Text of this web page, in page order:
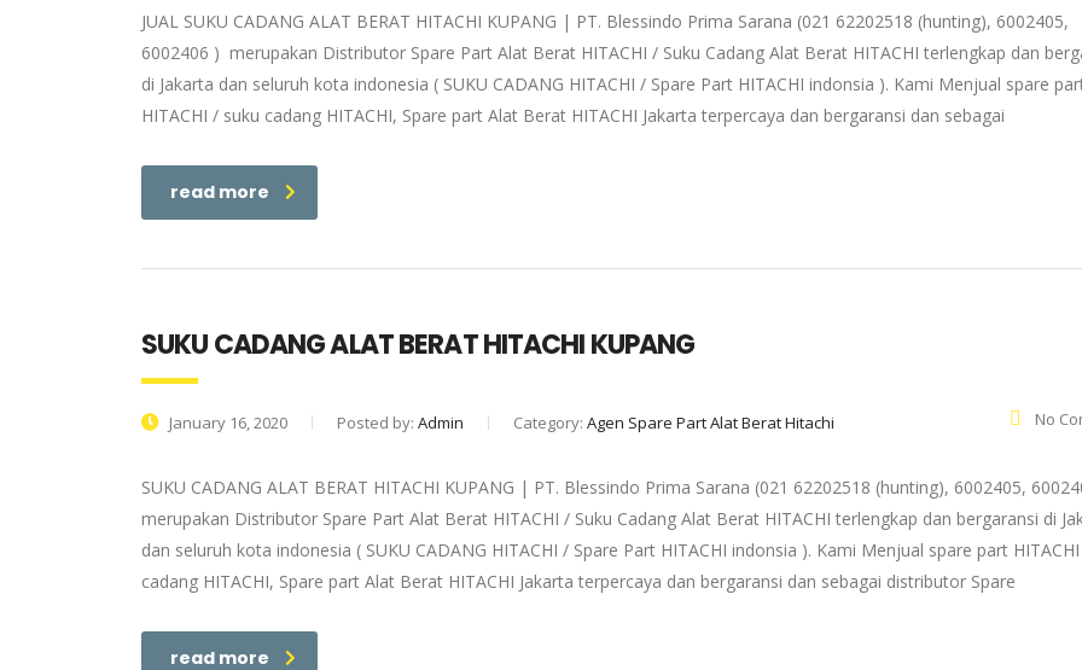
JUAL SUKU CADANG ALAT BERAT HITACHI KUPANG | PT. Blessindo Prima Sarana (021 62202518 (hunting), 6002405,
6002406 ) merupakan Distributor Spare Part Alat Berat HITACHI / Suku Cadang Alat Berat HITACHI terlengkap dan
di Jakarta dan seluruh kota indonesia ( SUKU CADANG HITACHI / Spare Part HITACHI indonsia ). Kami Menjual spare
HITACHI / suku cadang HITACHI, Spare part Alat Berat HITACHI Jakarta terpercaya dan bergaransi dan sebagai
read more
SUKU CADANG ALAT BERAT HITACHI KUPANG
January 16, 2020 Posted by: Admin Category: Agen Spare Part Alat Berat Hitachi No
SUKU CADANG ALAT BERAT HITACHI KUPANG | PT. Blessindo Prima Sarana (021 62202518 (hunting), 6002405,
merupakan Distributor Spare Part Alat Berat HITACHI / Suku Cadang Alat Berat HITACHI terlengkap dan bergaransi di
dan seluruh kota indonesia ( SUKU CADANG HITACHI / Spare Part HITACHI indonsia ). Kami Menjual spare part
cadang HITACHI, Spare part Alat Berat HITACHI Jakarta terpercaya dan bergaransi dan sebagai distributor Spare
read more